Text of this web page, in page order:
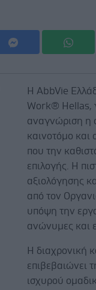
Η AbbVie
Work® Hellas,
αναγνώριση η
καινοτόμο και
που την
επιλογής. Η
αξιολόγησης
από τον
υπόψη την
ανώνυμες και
Η διαχρονική
επιβεβαιώνει
ισχυρού